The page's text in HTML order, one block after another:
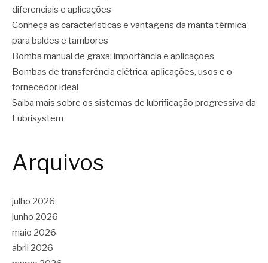
diferenciais e aplicações
Conheça as características e vantagens da manta térmica
para baldes e tambores
Bomba manual de graxa: importância e aplicações
Bombas de transferência elétrica: aplicações, usos e o
fornecedor ideal
Saiba mais sobre os sistemas de lubrificação progressiva da
Lubrisystem
Arquivos
julho 2026
junho 2026
maio 2026
abril 2026